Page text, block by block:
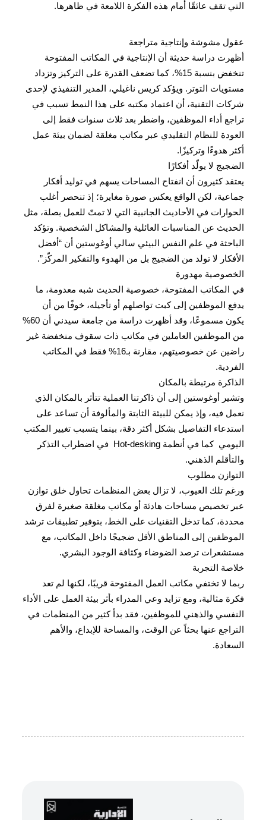
التي تقف عائقًا أمام هذه الفكرة اللامعة في ظاهرها.
عقول مشوشة وإنتاجية متراجعة
أظهرت دراسة حديثة أن الإنتاجية في المكاتب المفتوحة
تنخفض بنسبة 15%، كما تضعف القدرة على التركيز وتزداد
مستويات التوتر. ويؤكد كريس ناغيلي، المدير التنفيذي لإحدى
شركات التقنية، أن اعتماد مكتبه على هذا النمط تسبب في
تراجع أداء الموظفين، واضطر بعد ثلاث سنوات فقط إلى
العودة للنظام التقليدي عبر مكاتب مغلقة لضمان بيئة عمل
أكثر هدوءًا وتركيزًا.
الضجيج لا يولّد أفكارًا
يعتقد كثيرون أن انفتاح المساحات يسهم في توليد أفكار
جماعية، لكن الواقع يعكس صورة مغايرة؛ إذ تنحصر أغلب
الحوارات في الأحاديث الجانبية التي لا تمتّ للعمل بصلة، مثل
الحديث عن المناسبات العائلية والمشاكل الشخصية. وتؤكد
الباحثة في علم النفس البيئي سالي أوغوستين أن “أفضل
الأفكار لا تولد من الضجيج بل من الهدوء والتفكير المركّز”.
الخصوصية مهدورة
في المكاتب المفتوحة، خصوصية الحديث شبه معدومة، ما
يدفع الموظفين إلى كبت تواصلهم أو تأجيله، خوفًا من أن
يكون مسموعًا، وقد أظهرت دراسة من جامعة سيدني أن 60%
من الموظفين العاملين في مكاتب ذات سقوف منخفضة غير
راضين عن خصوصيتهم، مقارنة بـ16% فقط في المكاتب
الفردية.
الذاكرة مرتبطة بالمكان
وتشير أوغوستين إلى أن ذاكرتنا العملية تتأثر بالمكان الذي
نعمل فيه، وإذ يمكن للبيئة الثابتة والمألوفة أن تساعد على
استدعاء التفاصيل بشكل أكثر دقة، بينما يتسبب تغيير المكتب
اليومي كما في أنظمة Hot-desking في اضطراب التذكر
والتأقلم الذهني.
التوازن مطلوب
ورغم تلك العيوب، لا تزال بعض المنظمات تحاول خلق توازن
عبر تخصيص مساحات هادئة أو مكاتب مغلقة صغيرة لفرق
محددة، كما تدخل التقنيات على الخط، بتوفير تطبيقات ترشد
الموظفين إلى المناطق الأقل ضجيجًا داخل المكاتب، مع
مستشعرات ترصد الضوضاء وكثافة الوجود البشري.
خلاصة التجربة
ربما لا تختفي مكاتب العمل المفتوحة قريبًا، لكنها لم تعد
فكرة مثالية، ومع تزايد وعي المدراء بأثر بيئة العمل على الأداء
النفسي والذهني للموظفين، فقد بدأ كثير من المنظمات في
التراجع عنها بحثاً عن الوقت، والمساحة للإبداع، والأهم
السعادة.